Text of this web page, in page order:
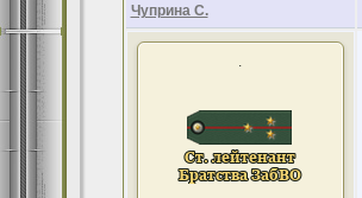
Чуприна С.
.